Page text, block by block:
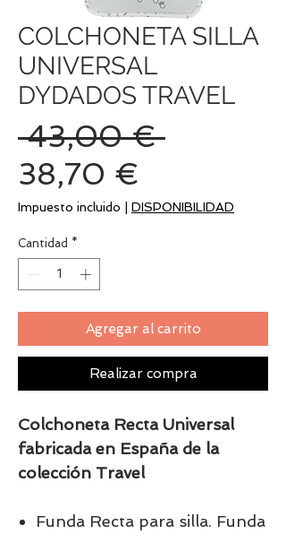
COLCHONETA SILLA
UNIVERSAL
DYDADOS TRAVEL
43,00 € Precio
38,70 €
de
Impuesto incluido DISPONIBILIDAD
Cantidad *
Agregar al carrito
Realizar compra
Colchoneta Recta Universal
fabricada en España de la
colección Travel
Funda Recta para silla. Funda